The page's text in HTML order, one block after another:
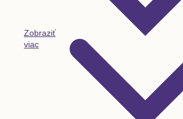
Zobraziť
viac